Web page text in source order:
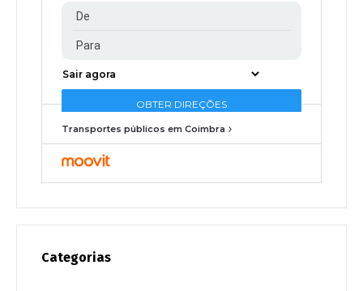
Transportes públicos em Coimbra
Categorias